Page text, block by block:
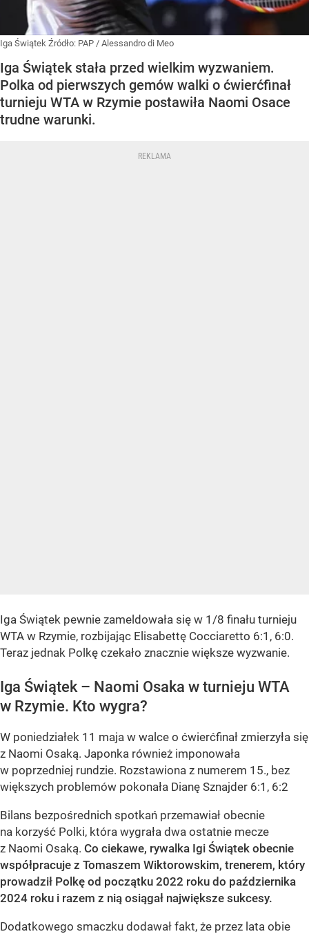
Iga Świątek Źródło: PAP / Alessandro di Meo
Iga Świątek stała przed wielkim wyzwaniem.
Polka od pierwszych gemów walki o ćwierćfinał
turnieju WTA w Rzymie postawiła Naomi Osace
trudne warunki.
Iga Świątek pewnie zameldowała się w 1/8 finału turnieju
WTA w Rzymie, rozbijając Elisabettę Cocciaretto 6:1, 6:0.
Teraz jednak Polkę czekało znacznie większe wyzwanie.
Iga Świątek – Naomi Osaka w turnieju WTA
w Rzymie. Kto wygra?
W poniedziałek 11 maja w walce o ćwierćfinał zmierzyła się
z Naomi Osaką. Japonka również imponowała
w poprzedniej rundzie. Rozstawiona z numerem 15., bez
większych problemów pokonała Dianę Sznajder 6:1, 6:2
Bilans bezpośrednich spotkań przemawiał obecnie
na korzyść Polki, która wygrała dwa ostatnie mecze
z Naomi Osaką. Co ciekawe, rywalka Igi Świątek obecnie
współpracuje z Tomaszem Wiktorowskim, trenerem, który
prowadził Polkę od początku 2022 roku do października
2024 roku i razem z nią osiągał największe sukcesy.
Dodatkowego smaczku dodawał fakt, że przez lata obie